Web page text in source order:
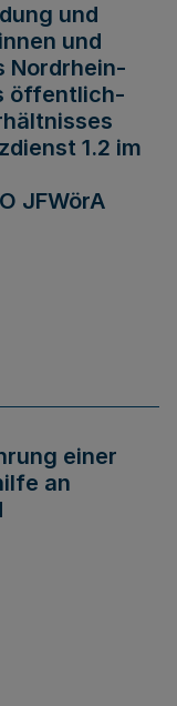
und
und
Nordrhein-
öffentlich-
1.2 im
JFWörA
einer
an